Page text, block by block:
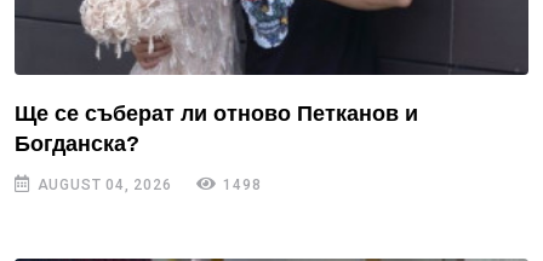
Ще се съберат ли отново Петканов и
Богданска?
AUGUST 04, 2026 1498